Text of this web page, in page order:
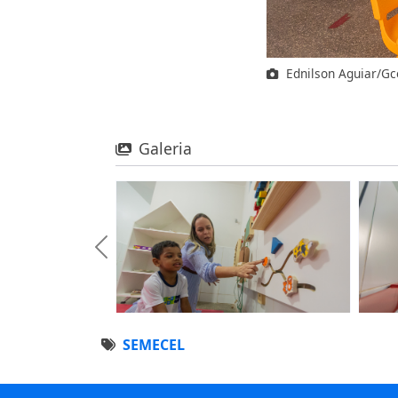
Ednilson Aguiar/
Galeria
SEMECEL